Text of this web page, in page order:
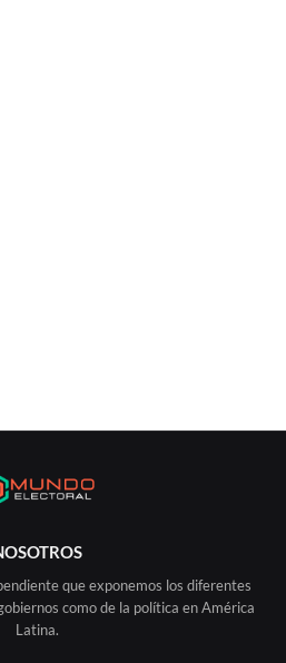
que exponemos los diferentes
como de la política en América
Latina.